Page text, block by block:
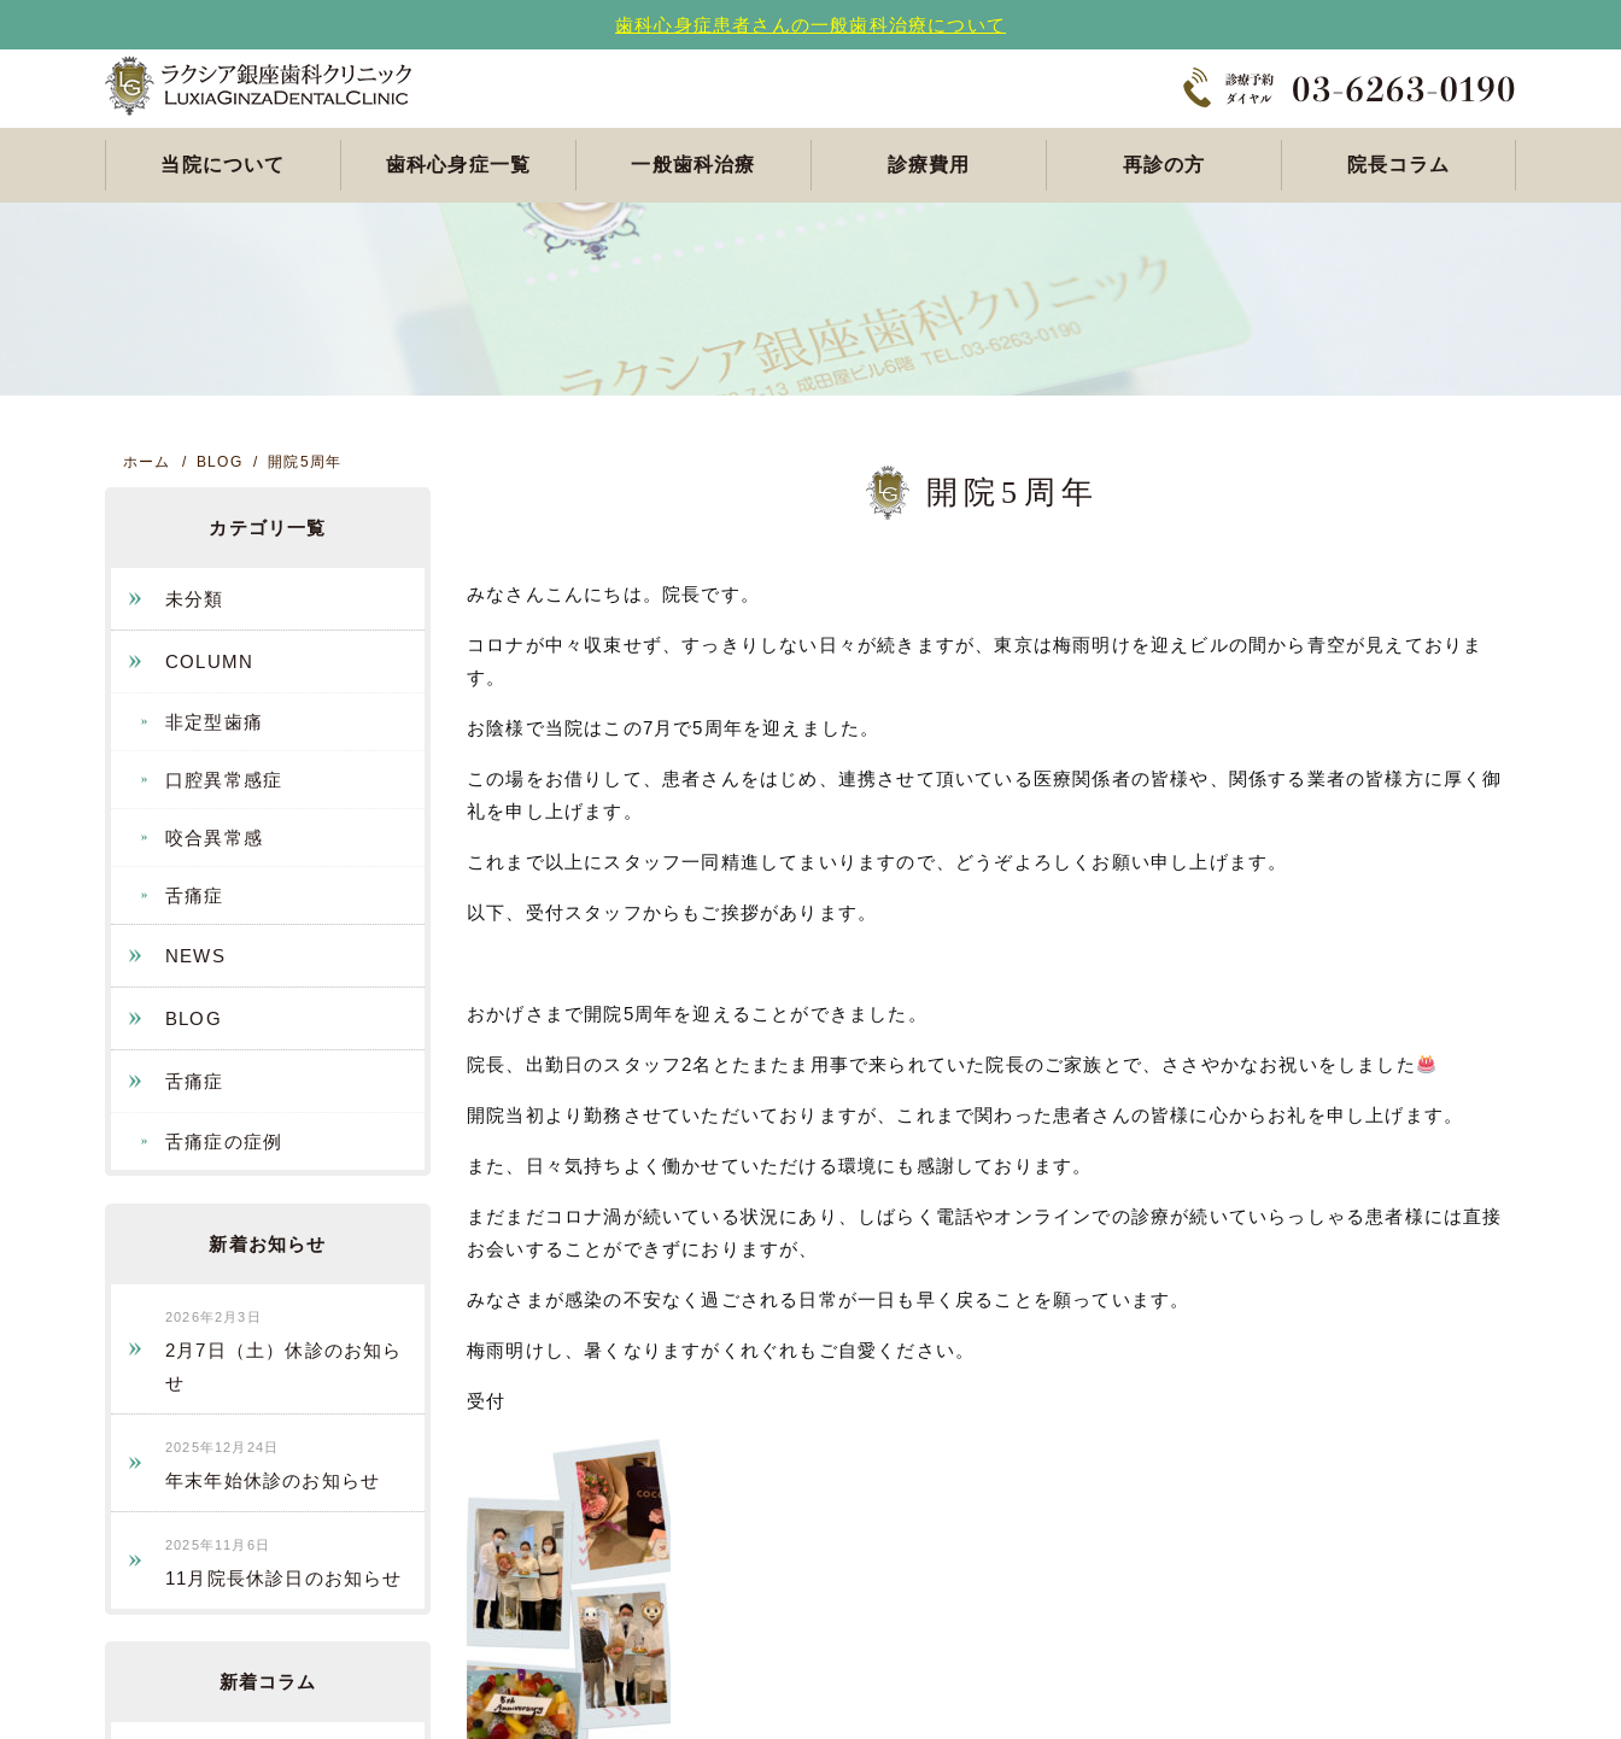
歯科心身症患者さんの一般歯科治療について
当院について 歯科心身症一覧
歯科心身症について
簡易チェックリスト
原因のわからない舌痛
舌痛症は何科で受診す
非定型歯痛 / 顔面痛
口腔異常感症でお悩み
咬合異常感（咬み合わ
せの異常感）でお困り
口臭恐怖症でお悩みの
歯科恐怖症（歯科に恐
怖感がある）でお困り
一般歯科治療 診療費用 再診の方 院長コラム
開院5周年
みなさんこんにちは。院長です。
コロナが中々収束せず、すっきりしない日々が続きますが、東京は梅雨明けを迎えビルの間から青空が見えておりま
す。
お陰様で当院はこの7月で5周年を迎えました。
この場をお借りして、患者さんをはじめ、連携させて頂いている医療関係者の皆様や、関係する業者の皆様方に厚く御
礼を申し上げます。
これまで以上にスタッフ一同精進してまいりますので、どうぞよろしくお願い申し上げます。
以下、受付スタッフからもご挨拶があります。
おかげさまで開院5周年を迎えることができました。
院長、出勤日のスタッフ2名とたまたま用事で来られていた院長のご家族とで、ささやかなお祝いをしました
開院当初より勤務させていただいておりますが、これまで関わった患者さんの皆様に心からお礼を申し上げます。
また、日々気持ちよく働かせていただける環境にも感謝しております。
まだまだコロナ渦が続いている状況にあり、しばらく電話やオンラインでの診療が続いていらっしゃる患者様には直接
お会いすることができずにおりますが、
みなさまが感染の不安なく過ごされる日常が一日も早く戻ることを願っています。
梅雨明けし、暑くなりますがくれぐれもご自愛ください。
受付
ホーム BLOG 開院5周年
カテゴリ一覧
未分類
COLUMN
非定型歯痛
口腔異常感症
咬合異常感
舌痛症
NEWS
BLOG
舌痛症
舌痛症の症例
新着お知らせ
2026年2月3日
2月7日（土）休診のお知ら
せ
2025年12月24日
年末年始休診のお知らせ
2025年11月6日
11月院長休診日のお知らせ
新着コラム